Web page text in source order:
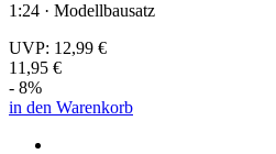
1:24 · Modellbausatz
UVP: 12,99 €
11,95 €
- 8%
in den Warenkorb